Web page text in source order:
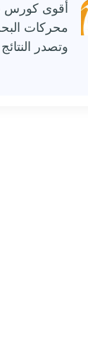
أقوى كورس
محركات
وتصدر النتائج